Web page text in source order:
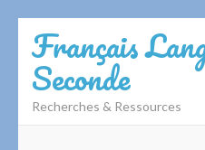
au
contenu
(Pressez
Entrée)
Français
Seconde
Recherches & Ressources